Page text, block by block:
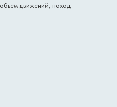
движений, поход